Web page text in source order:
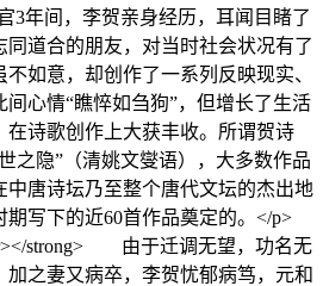
3年间，李贺亲身经历，耳闻目睹了
道合的朋友，对当时社会状况有了
如意，却创作了一系列反映现实、
心情“瞧悴如刍狗”，但增长了生活
在诗歌创作上大获丰收。所谓贺诗
之隐”（清姚文燮语），大多数作品
中唐诗坛乃至整个唐代文坛的杰出地
写下的近60首作品奠定的。</p>
strong> 由于迁调无望，功名无
加之妻又病卒，李贺忧郁病笃，元和